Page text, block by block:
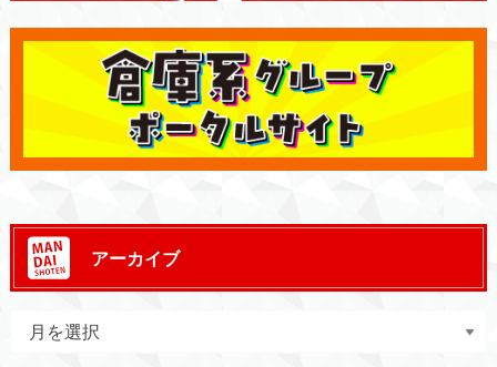
アーカイブ